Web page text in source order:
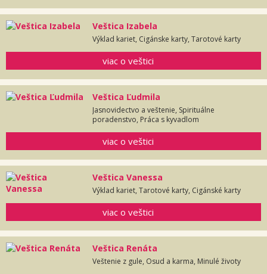
Veštica Izabela
Výklad kariet, Cigánske karty, Tarotové karty
viac o veštici
Veštica Ľudmila
Jasnovidectvo a veštenie, Spirituálne
poradenstvo, Práca s kyvadlom
viac o veštici
Veštica Vanessa
Výklad kariet, Tarotové karty, Cigánské karty
viac o veštici
Veštica Renáta
Veštenie z gule, Osud a karma, Minulé životy